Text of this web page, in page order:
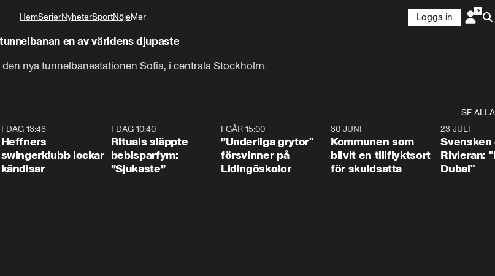
för den nya tunnelbanestationen Sofia-
HemSerierNyheterSportNöjeMer
Livsstil
Logga in
en av världens djupaste
nya tunnelbanestationen Sofia, i centrala Stockholm.
SE ALLA
I DAG 13:46
Heffners
swingerklubb lockar
kändisar
I DAG 10:40
Rituals släppte
bebisparfym:
”Sjukaste”
1:07
I GÅR 15:00
”Underliga grytor"
försvinner på
Lidingöskolor
1:24
30 JUNI
Kommunen som
blivit en tillflyktsort
för skuldsatta
23 JULI
Svensken
Rivieran:
Dubai"